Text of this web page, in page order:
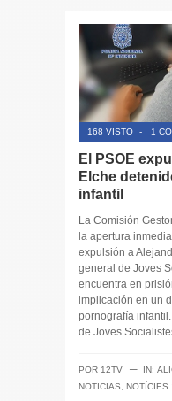
168 VISTO - 1
El PSOE
Elche
infantil
La Comisión
la apertura
expulsión a
general de Joves
encuentra en
implicación en un
pornografía
de Joves
POR 12TV ─ IN:
NOTICIAS, NOTÍCIES